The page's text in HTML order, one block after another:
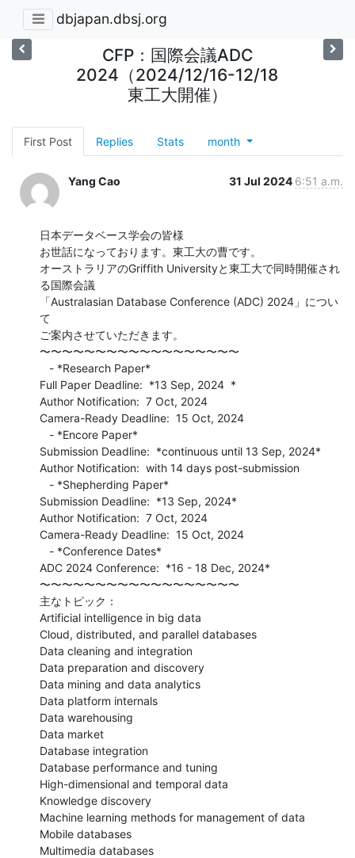
dbjapan.dbsj.org
CFP：国際会議ADC
2024（2024/12/16-12/18
東工大開催）
First Post Replies Stats month
Yang Cao 31 Jul 2024 6:51 a.m.
日本データベース学会の皆様
お世話になっております。東工大の曹です。
オーストラリアのGriffith Universityと東工大で同時開催され
る国際会議
「Australasian Database Conference (ADC) 2024」につい
て
ご案内させていただきます。
〜〜〜〜〜〜〜〜〜〜〜〜〜〜〜〜〜〜
Full Paper Deadline:  *13 Sep, 2024  *
Author Notification:  7 Oct, 2024
Camera-Ready Deadline:  15 Oct, 2024
Submission Deadline:  *continuous until 13 Sep, 2024*
Author Notification:  with 14 days post-submission
Submission Deadline:  *13 Sep, 2024*
Author Notification:  7 Oct, 2024
Camera-Ready Deadline:  15 Oct, 2024
ADC 2024 Conference:  *16 - 18 Dec, 2024*
〜〜〜〜〜〜〜〜〜〜〜〜〜〜〜〜〜〜
主なトピック：
Artificial intelligence in big data
Cloud, distributed, and parallel databases
Data cleaning and integration
Data preparation and discovery
Data mining and data analytics
Data platform internals
Data warehousing
Data market
Database integration
Database performance and tuning
High-dimensional and temporal data
Knowledge discovery
Machine learning methods for management of data
Mobile databases
Multimedia databases